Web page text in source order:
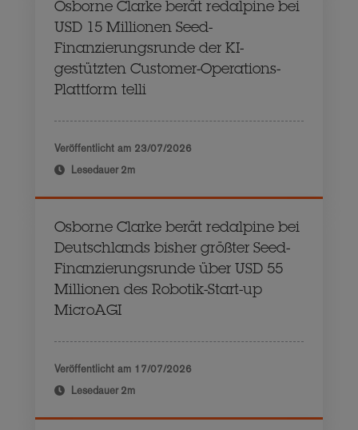
Osborne Clarke berät redalpine bei
USD 15 Millionen Seed-
Finanzierungsrunde der KI-
gestützten Customer-Operations-
Plattform telli
Veröffentlicht am 23/07/2026
Lesedauer 2m
Osborne Clarke berät redalpine bei
Deutschlands bisher größter Seed-
Finanzierungsrunde über USD 55
Millionen des Robotik-Start-up
MicroAGI
Veröffentlicht am 17/07/2026
Lesedauer 2m